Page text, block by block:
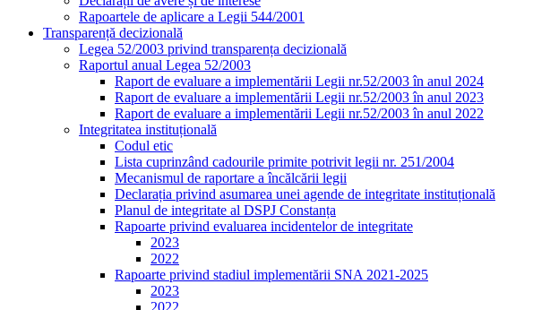
Rapoartele de aplicare a Legii 544/2001
Transparență decizională
Legea 52/2003 privind transparența decizională
Raportul anual Legea 52/2003
Raport de evaluare a implementării Legii nr.52/2003 în anul 2024
Raport de evaluare a implementării Legii nr.52/2003 în anul 2023
Raport de evaluare a implementării Legii nr.52/2003 în anul 2022
Integritatea instituțională
Codul etic
Lista cuprinzând cadourile primite potrivit legii nr. 251/2004
Mecanismul de raportare a încălcării legii
Declarația privind asumarea unei agende de integritate instituțională
Planul de integritate al DSPJ Constanța
Rapoarte privind evaluarea incidentelor de integritate
2023
2022
Rapoarte privind stadiul implementării SNA 2021-2025
2023
2022